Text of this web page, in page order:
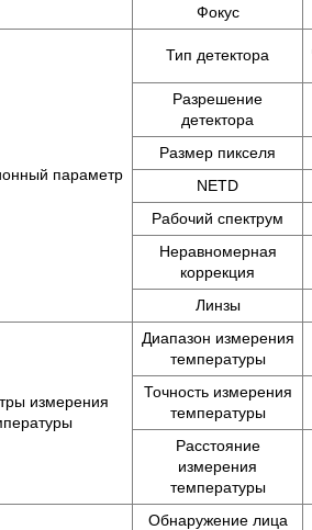
Фокус
параметр
Тип детектора
Разрешение
детектора
Размер пикселя
NETD
Рабочий спектрум
Неравномерная
коррекция
Линзы
измерения
Диапазон измерения
температуры
Точность измерения
температуры
Расстояние
измерения
температуры
Обнаружение лица